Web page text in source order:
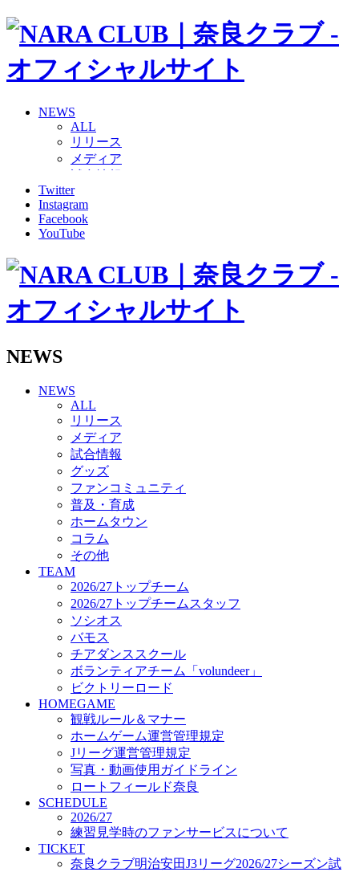
NEWS
ALL
リリース
メディア
グッズ
ファンコミュニティ
普及・育成
ホームタウン
その他
2026/27トップチーム
2026/27トップチームスタッフ
ボランティアチーム「volundeer」
ビクトリーロード
HOMEGAME
観戦ルール＆マナー
ホームゲーム運営管理規定
Jリーグ運営管理規定
写真・動画使用ガイドライン
ロートフィールド奈良
SCHEDULE
2026/27
練習見学時のファンサービスについて
TICKET
奈良クラブ明治安田J3リーグ2026/27シーズン試
合観戦チケット
奈良クラブ明治安田Ｊ3リーグ 2026/27シーズン
「鹿パス」
観戦ルール＆マナー
FANCOMMUNITY
2026/27ファンコミュニティ
サポートショップ
GOODS
オフィシャルストア（実店舗）
オンラインストア
ACADEMY
アカデミーについて
プロジェクト
コーチ&スタッフ
ジュニア
ジュニアユース
ユース
Twitter
Instagram
Facebook
YouTube
NEWS
NEWS
ALL
リリース
メディア
試合情報
グッズ
ファンコミュニティ
普及・育成
ホームタウン
コラム
その他
TEAM
2026/27トップチーム
2026/27トップチームスタッフ
ソシオス
バモス
チアダンススクール
ボランティアチーム「volundeer」
ビクトリーロード
HOMEGAME
観戦ルール＆マナー
ホームゲーム運営管理規定
Jリーグ運営管理規定
写真・動画使用ガイドライン
ロートフィールド奈良
SCHEDULE
2026/27
練習見学時のファンサービスについて
TICKET
奈良クラブ明治安田J3リーグ2026/27シーズン試